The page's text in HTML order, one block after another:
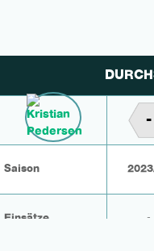
-
Saison
Einsätze -